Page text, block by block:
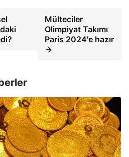
Mülteciler
Olimpiyat Takımı
Paris 2024'e hazır
→